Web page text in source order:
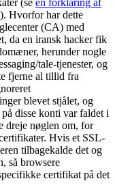
(se en forklaring af
Hvorfor har dette
(CA) med
da en iransk hacker fik
herunder nogle
tale-tjenester, og
fjerne al tillid fra
blevet stjålet, og
disse konti var faldet i
dreje nøglen om, for
Hvis et SSL-
tilbagekalde det og
så browsere
certifikat på det